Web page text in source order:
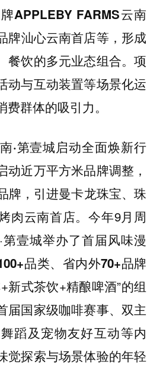
APPLEBY FARMS云南
牌汕心云南首店等，形成
餐饮的多元业态组合。项
动与互动装置等场景化运
群体的吸引力。
·第壹城启动全面焕新行
动近万平方米品牌调整，
牌，引进曼卡龙珠宝、珠
肉云南首店。今年9月周
第壹城举办了首届风味漫
品类、省内外70+品牌
+新式茶饮+精酿啤酒”的组
届国家级咖啡赛事、双主
蹈及宠物友好互动等内
觉探索与场景体验的年轻